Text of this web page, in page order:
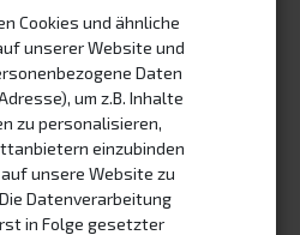
Cookies und ähnliche
unserer Website und
Daten
um z.B. Inhalte
zu personalisieren,
einzubinden
unsere Website zu
Datenverarbeitung
in Folge gesetzter